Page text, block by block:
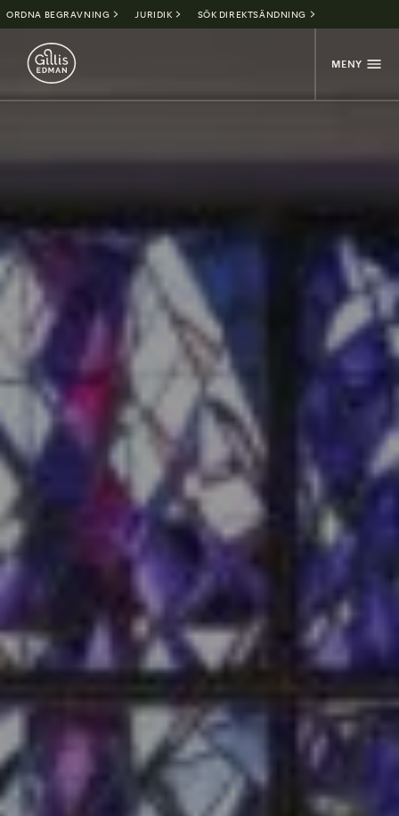
ORDNA BEGRAVNING JURIDIK SÖK DIREKTSÄNDNING
MENY